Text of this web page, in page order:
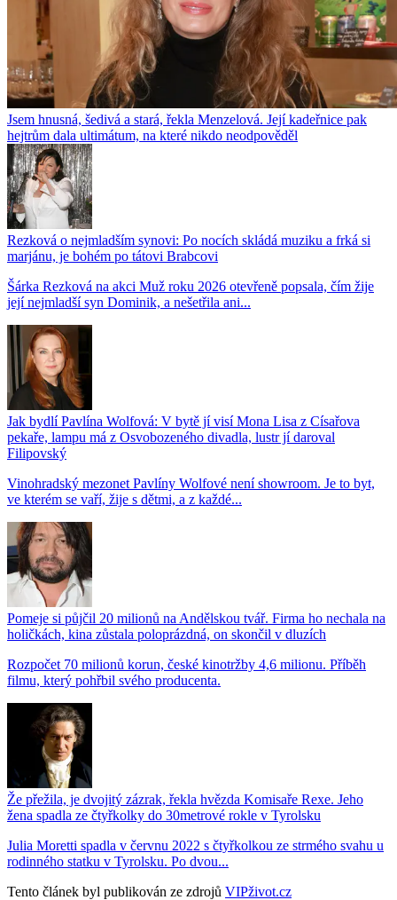
Jsem hnusná, šedivá a stará, řekla Menzelová. Její kadeřnice pak
hejtrům dala ultimátum, na které nikdo neodpověděl
Rezková o nejmladším synovi: Po nocích skládá muziku a frká si
marjánu, je bohém po tátovi Brabcovi
Šárka Rezková na akci Muž roku 2026 otevřeně popsala, čím žije
její nejmladší syn Dominik, a nešetřila ani...
Jak bydlí Pavlína Wolfová: V bytě jí visí Mona Lisa z Císařova
pekaře, lampu má z Osvobozeného divadla, lustr jí daroval
Filipovský
Vinohradský mezonet Pavlíny Wolfové není showroom. Je to byt,
ve kterém se vaří, žije s dětmi, a z každé...
Pomeje si půjčil 20 milionů na Andělskou tvář. Firma ho nechala na
holičkách, kina zůstala poloprázdná, on skončil v dluzích
Rozpočet 70 milionů korun, české kinotržby 4,6 milionu. Příběh
filmu, který pohřbil svého producenta.
Že přežila, je dvojitý zázrak, řekla hvězda Komisaře Rexe. Jeho
žena spadla ze čtyřkolky do 30metrové rokle v Tyrolsku
Julia Moretti spadla v červnu 2022 s čtyřkolkou ze strmého svahu u
rodinného statku v Tyrolsku. Po dvou...
Tento článek byl publikován ze zdrojů VIPživot.cz